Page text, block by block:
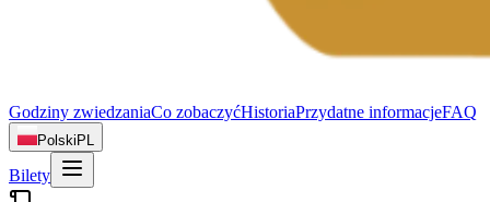
Godziny zwiedzaniaCo zobaczyćHistoriaPrzydatne informacjeFAQ
Polski PL
Bilety